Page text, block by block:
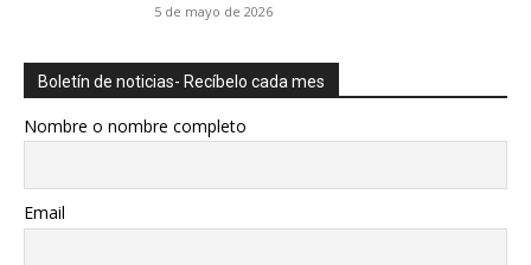
5 de mayo de 2026
Boletín de noticias- Recíbelo cada mes
Nombre o nombre completo
Email